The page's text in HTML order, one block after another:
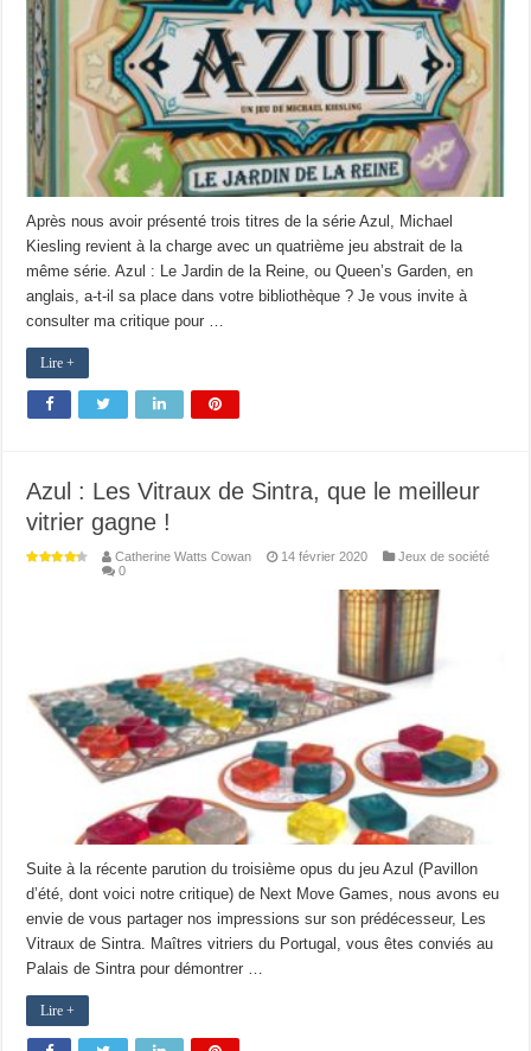
Après nous avoir présenté trois titres de la série Azul, Michael
Kiesling revient à la charge avec un quatrième jeu abstrait de la
même série. Azul : Le Jardin de la Reine, ou Queen’s Garden, en
anglais, a-t-il sa place dans votre bibliothèque ? Je vous invite à
consulter ma critique pour …
Lire +
Azul : Les Vitraux de Sintra, que le meilleur
vitrier gagne !
Catherine Watts Cowan 14 février 2020
Jeux de société
0
Suite à la récente parution du troisième opus du jeu Azul (Pavillon
d’été, dont voici notre critique) de Next Move Games, nous avons eu
envie de vous partager nos impressions sur son prédécesseur, Les
Vitraux de Sintra. Maîtres vitriers du Portugal, vous êtes conviés au
Palais de Sintra pour démontrer …
Lire +